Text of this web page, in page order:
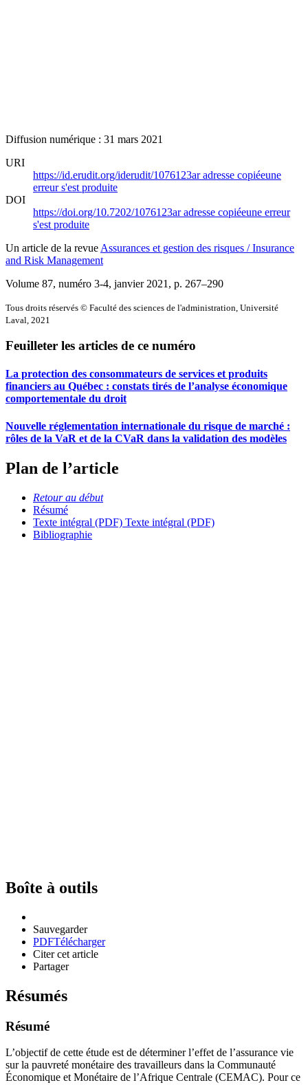
Diffusion numérique : 31 mars 2021
URI
https://id.erudit.org/iderudit/1076123aradresse copiéeune
erreur s'est produite
DOI
https://doi.org/10.7202/1076123aradresse copiéeune erreur
s'est produite
Un article de la revue Assurances et gestion des risques / Insurance
and Risk Management
Volume 87, numéro 3-4, janvier 2021 , p. 267–290
Tous droits réservés © Faculté des sciences de l'administration, Université
Laval, 2021
Feuilleter les articles de ce numéro
La protection des consommateurs de services et produits
financiers au Québec : constats tirés de l’analyse économique
comportementale du droit
Nouvelle réglementation internationale du risque de marché :
rôles de la VaR et de la CVaR dans la validation des modèles
Plan de l’article
Retour au début
Résumé
Texte intégral (PDF) Texte intégral (PDF)
Bibliographie
Boîte à outils
Sauvegarder
PDFTélécharger
Citer cet article
Partager
Résumés
Résumé
L’objectif de cette étude est de déterminer l’effet de l’assurance vie
sur la pauvreté monétaire des travailleurs dans la Communauté
Économique et Monétaire de l’Afrique Centrale (CEMAC). Pour ce